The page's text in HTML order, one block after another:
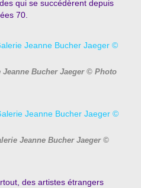
qui se succédèrent depuis
70.
Jeanne Bucher Jaeger © Photo
Jeanne Bucher Jaeger ©
des artistes étrangers